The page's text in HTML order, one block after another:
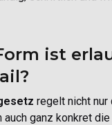
ist
regelt nicht nur
auch ganz konkret die